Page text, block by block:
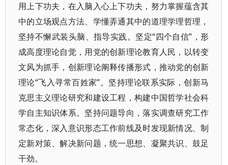
用上下功夫，在入脑入心上下功夫，努力掌握蕴含其
中的立场观点方法、学懂弄通其中的道理学理哲理，
坚持不懈武装头脑、指导实践。坚定“四个自信”，形
成高度理论自觉，用党的创新理论教育人民，以转变
文风为抓手，创新理论阐释传播形式，推动党的创新
理论“飞入寻常百姓家”。坚持理论联系实际，创新马
克思主义理论研究和建设工程，构建中国哲学社会科
学自主知识体系。坚持问题导向，落实调查研究工作
常态化，深入意识形态工作前线及时发现新情况、制
定新对策、解决新问题，统一思想、凝聚共识、鼓足
干劲。